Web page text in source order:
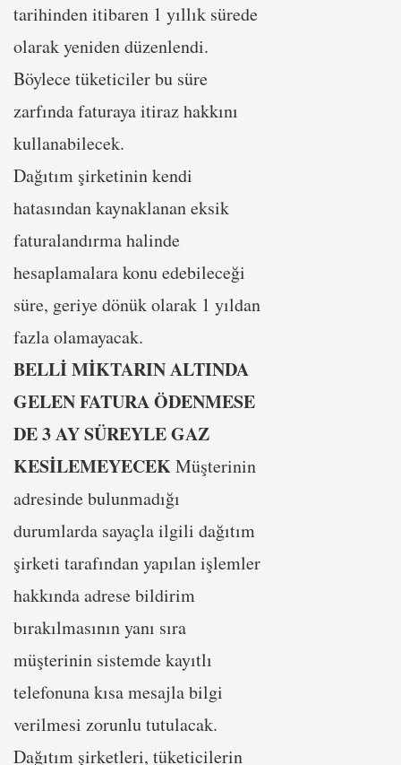
tarihinden itibaren 1 yıllık sürede
olarak yeniden düzenlendi.
Böylece tüketiciler bu süre
zarfında faturaya itiraz hakkını
kullanabilecek.
Dağıtım şirketinin kendi
hatasından kaynaklanan eksik
faturalandırma halinde
hesaplamalara konu edebileceği
süre, geriye dönük olarak 1 yıldan
fazla olamayacak.
BELLİ MİKTARIN ALTINDA
GELEN FATURA ÖDENMESE
DE 3 AY SÜREYLE GAZ
KESİLEMEYECEKMüşterinin
adresinde bulunmadığı
durumlarda sayaçla ilgili dağıtım
şirketi tarafından yapılan işlemler
hakkında adrese bildirim
bırakılmasının yanı sıra
müşterinin sistemde kayıtlı
telefonuna kısa mesajla bilgi
verilmesi zorunlu tutulacak.
Dağıtım şirketleri, tüketicilerin